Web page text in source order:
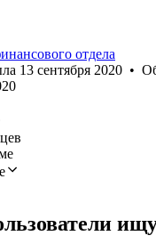
отдела
13 сентября 2020 •